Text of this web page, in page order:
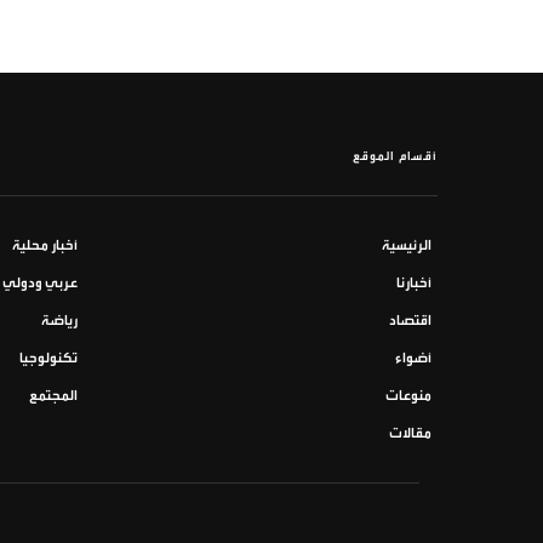
أقسام الموقع
الرئيسية أخبار محلية
أخبارنا عربي ودولي
اقتصاد رياضة
أضواء تكنولوجيا
منوعات المجتمع
مقالات